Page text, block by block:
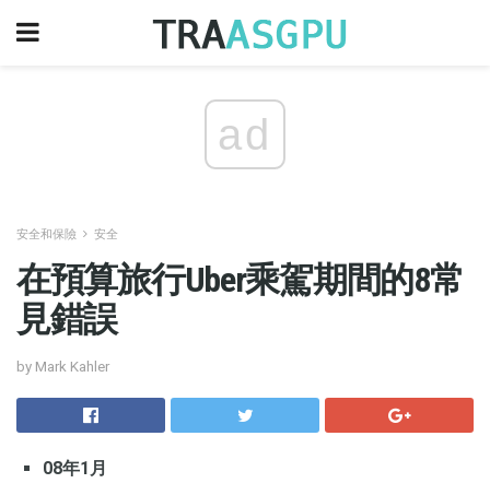
ad
安全和保險 安全
在預算旅行Uber乘駕期間的8常
見錯誤
by Mark Kahler
08年1月